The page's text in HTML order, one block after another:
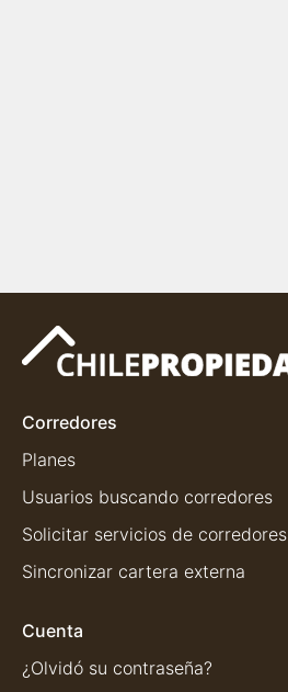
Corredores
Planes
Usuarios buscando corredores
Solicitar servicios de corredores
Sincronizar cartera externa
Cuenta
¿Olvidó su contraseña?